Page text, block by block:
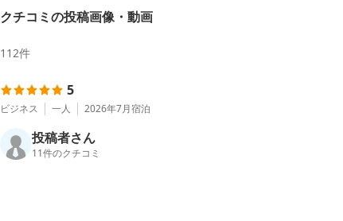
クチコミの投稿画像・動画
112件
5
ビジネス 一人 2026年7月宿泊
投稿者さん
11件のクチコミ